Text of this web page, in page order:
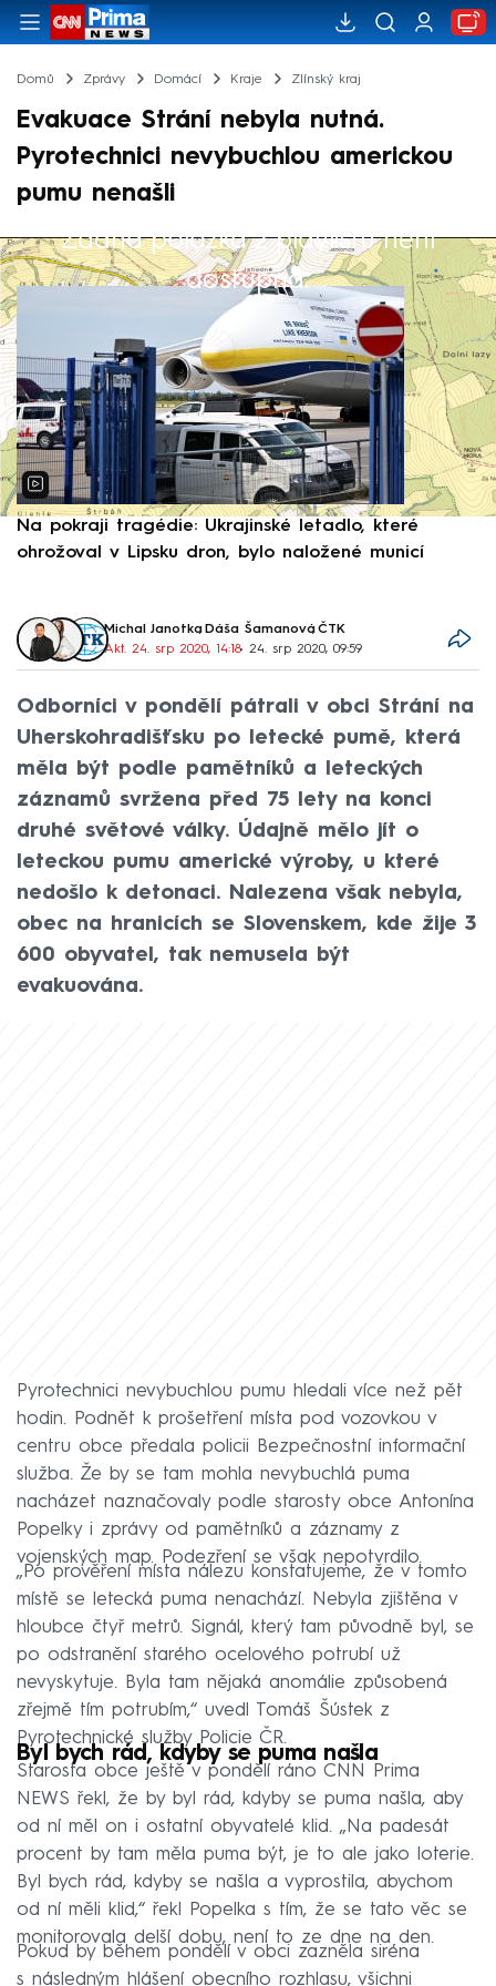
Domů Zprávy Domácí Kraje Zlínský kraj
Evakuace Strání nebyla nutná.
Pyrotechnici nevybuchlou americkou
pumu nenašli
Žádná položka z playlistu není
dostupná.
Výběr redakce
Na pokraji tragédie: Ukrajinské letadlo, které
ohrožoval v Lipsku dron, bylo naložené municí
Michal Janotka, Dáša Šamanová,ČTK
Akt. 24. srp 2020, 14:18• 24. srp 2020, 09:59
Odborníci v pondělí pátrali v obci Strání na
Uherskohradišťsku po letecké pumě, která
měla být podle pamětníků a leteckých
záznamů svržena před 75 lety na konci
druhé světové války. Údajně mělo jít o
leteckou pumu americké výroby, u které
nedošlo k detonaci. Nalezena však nebyla,
obec na hranicích se Slovenskem, kde žije 3
600 obyvatel, tak nemusela být
evakuována.
Pyrotechnici nevybuchlou pumu hledali více než pět
hodin. Podnět k prošetření místa pod vozovkou v
centru obce předala policii Bezpečnostní informační
služba. Že by se tam mohla nevybuchlá puma
nacházet naznačovaly podle starosty obce Antonína
Popelky i zprávy od pamětníků a záznamy z
vojenských map. Podezření se však nepotvrdilo.
„Po prověření místa nálezu konstatujeme, že v tomto
místě se letecká puma nenachází. Nebyla zjištěna v
hloubce čtyř metrů. Signál, který tam původně byl, se
po odstranění starého ocelového potrubí už
nevyskytuje. Byla tam nějaká anomálie způsobená
zřejmě tím potrubím,“ uvedl Tomáš Šústek z
Pyrotechnické služby Policie ČR.
Byl bych rád, kdyby se puma našla
Starosta obce ještě v pondělí ráno CNN Prima
NEWS řekl, že by byl rád, kdyby se puma našla, aby
od ní měl on i ostatní obyvatelé klid. „Na padesát
procent by tam měla puma být, je to ale jako loterie.
Byl bych rád, kdyby se našla a vyprostila, abychom
od ní měli klid,“ řekl Popelka s tím, že se tato věc se
monitorovala delší dobu, není to ze dne na den.
Pokud by během pondělí v obci zazněla siréna
s následným hlášení obecního rozhlasu, všichni